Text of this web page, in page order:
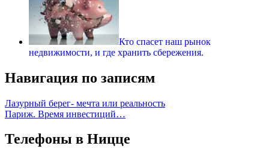
Кто спасет наш рынок
недвижимости, и где хранить сбережения.
Навигация по записям
Лазурный берег- мечта или реальность
Париж. Время инвестиций…
Телефоны в Ницце